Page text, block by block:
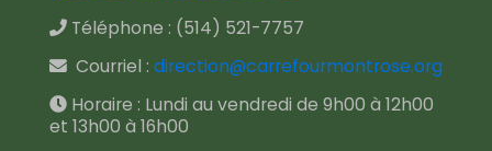
Téléphone : (514) 521-7757
Courriel : direction@carrefourmontrose.org
Horaire : Lundi au vendredi de 9h00 à 12h00
et 13h00 à 16h00